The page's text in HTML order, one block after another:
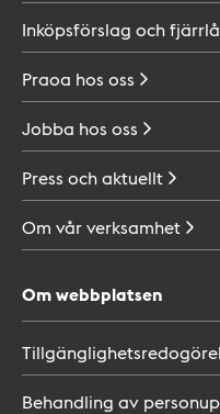
Inköpsförslag och
Praoa hos oss
Jobba hos oss
Press ochaktuellt
Om vårverksamhet
Om webbplatsen
Behandling av